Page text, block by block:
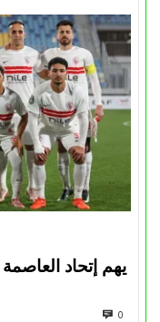
يهم إتحاد
0